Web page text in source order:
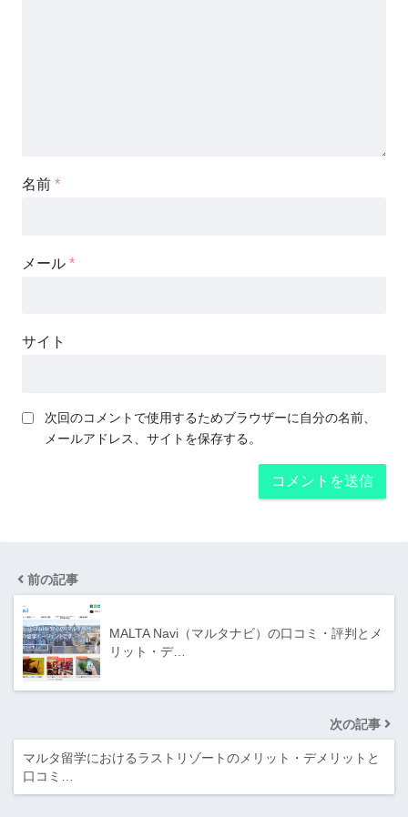
名前 *
メール *
サイト
次回のコメントで使用するためブラウザーに自分の名前、
メールアドレス、サイトを保存する。
前の記事
MALTA Navi（マルタナビ）の口コミ・評判とメ
リット・デ…
次の記事
マルタ留学におけるラストリゾートのメリット・デメリットと
口コミ…